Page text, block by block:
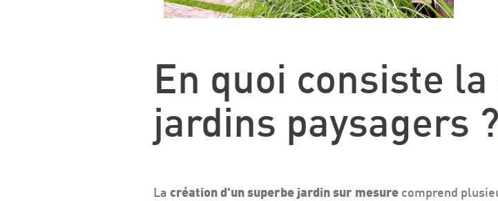
En quoi consiste
jardins paysagers ?
La création d'un superbe jardin sur mesure comprend